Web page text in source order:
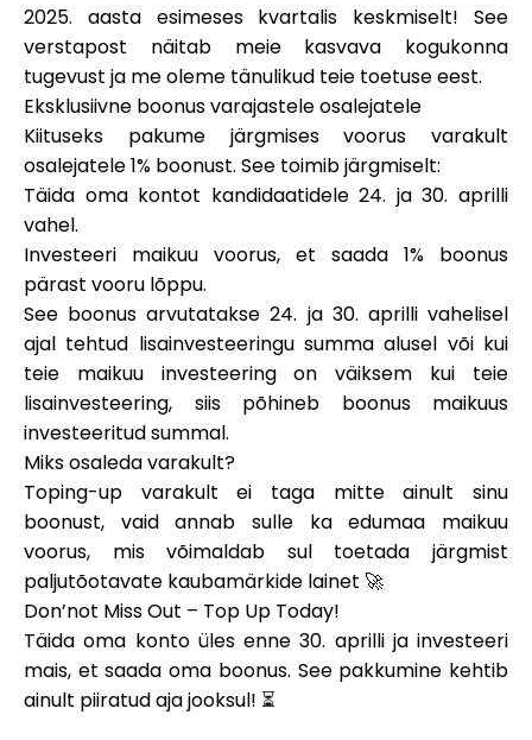
Blogi
Võta meiega ühendust
Abi
Minu konto
Hankige rahastust
ask@scrambleup.com
+372 712 2955
2025. aasta esimeses kvartalis keskmiselt! See
verstapost näitab meie kasvava kogukonna
tugevust ja me oleme tänulikud teie toetuse eest.
Eksklusiivne boonus varajastele osalejatele
Kiituseks pakume järgmises voorus varakult
osalejatele 1% boonust. See toimib järgmiselt:
Täida oma kontot kandidaatidele24. ja 30. aprilli
vahel.
Investeeri maikuu voorus, et saada 1% boonus
pärast vooru lõppu.
See boonus arvutatakse 24. ja 30. aprilli vahelisel
ajal tehtud lisainvesteeringu summa alusel või kui
teie maikuu investeering on väiksem kui teie
lisainvesteering, siis põhineb boonus maikuus
investeeritud summal.
Miks osaleda varakult?
Toping-up varakult ei taga mitte ainult sinu
boonust, vaid annab sulle ka edumaa maikuu
voorus, mis võimaldab sul toetada järgmist
paljutõotavate kaubamärkide lainet 🚀
Don’not Miss Out – Top Up Today!
Täida oma konto üles enne 30. aprilli ja investeeri
mais, et saada oma boonus. See pakkumine kehtib
ainult piiratud aja jooksul! ⏳